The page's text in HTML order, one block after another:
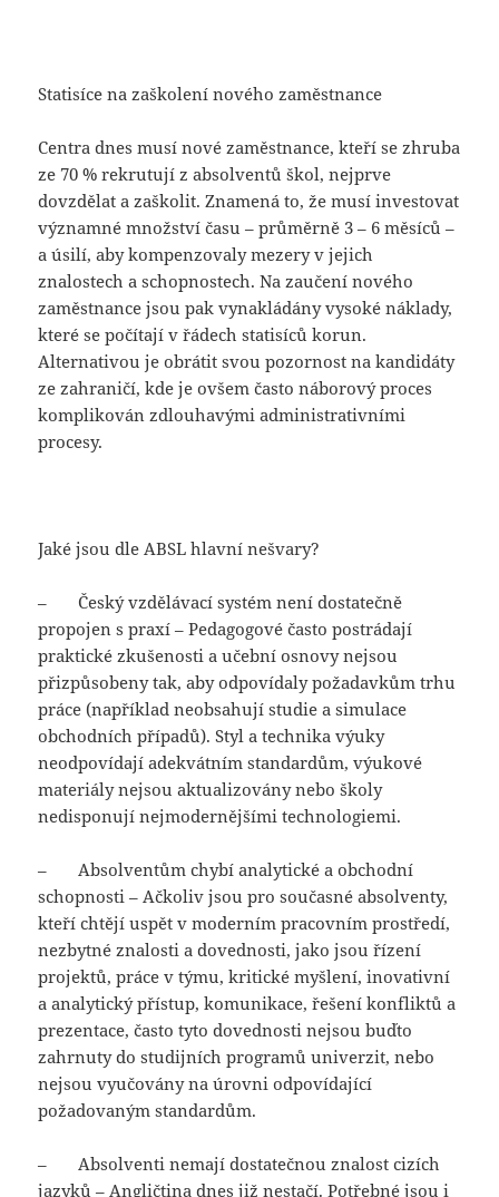
Statisíce na zaškolení nového zaměstnance
Centra dnes musí nové zaměstnance, kteří se zhruba
ze 70 % rekrutují z absolventů škol, nejprve
dovzdělat a zaškolit. Znamená to, že musí investovat
významné množství času – průměrně 3 – 6 měsíců –
a úsilí, aby kompenzovaly mezery v jejich
znalostech a schopnostech. Na zaučení nového
zaměstnance jsou pak vynakládány vysoké náklady,
které se počítají v řádech statisíců korun.
Alternativou je obrátit svou pozornost na kandidáty
ze zahraničí, kde je ovšem často náborový proces
komplikován zdlouhavými administrativními
procesy.
Jaké jsou dle ABSL hlavní nešvary?
– Český vzdělávací systém není dostatečně
propojen s praxí – Pedagogové často postrádají
praktické zkušenosti a učební osnovy nejsou
přizpůsobeny tak, aby odpovídaly požadavkům trhu
práce (například neobsahují studie a simulace
obchodních případů). Styl a technika výuky
neodpovídají adekvátním standardům, výukové
materiály nejsou aktualizovány nebo školy
nedisponují nejmodernějšími technologiemi.
– Absolventům chybí analytické a obchodní
schopnosti – Ačkoliv jsou pro současné absolventy,
kteří chtějí uspět v moderním pracovním prostředí,
nezbytné znalosti a dovednosti, jako jsou řízení
projektů, práce v týmu, kritické myšlení, inovativní
a analytický přístup, komunikace, řešení konfliktů a
prezentace, často tyto dovednosti nejsou buďto
zahrnuty do studijních programů univerzit, nebo
nejsou vyučovány na úrovni odpovídající
požadovaným standardům.
– Absolventi nemají dostatečnou znalost cizích
jazyků – Angličtina dnes již nestačí. Potřebné jsou i